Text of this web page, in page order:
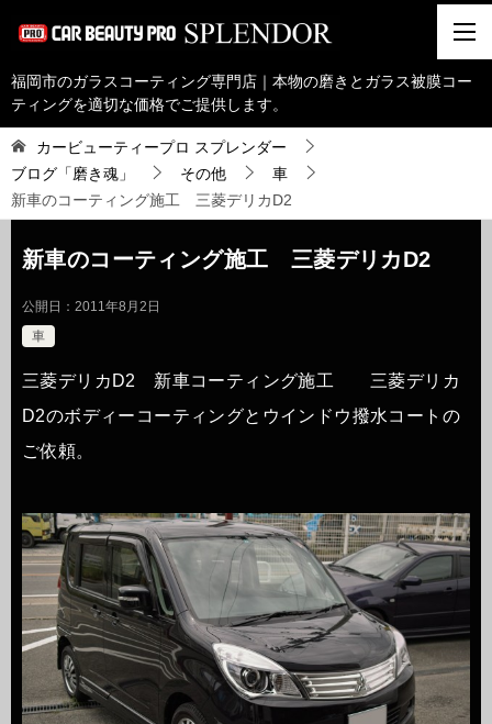
福岡市のガラスコーティング専門店｜本物の磨きとガラス被膜コー
ティングを適切な価格でご提供します。
カービューティープロ スプレンダー
ブログ「磨き魂」
その他
車
新車のコーティング施工 三菱デリカD2
新車のコーティング施工 三菱デリカD2
公開日： 2011年8月2日
車
三菱デリカD2 新車コーティング施工 三菱デリカ
D2のボディーコーティングとウインドウ撥水コートの
ご依頼。